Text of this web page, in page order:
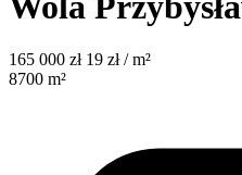
165 000 zł 19 zł / m²
8700 m²